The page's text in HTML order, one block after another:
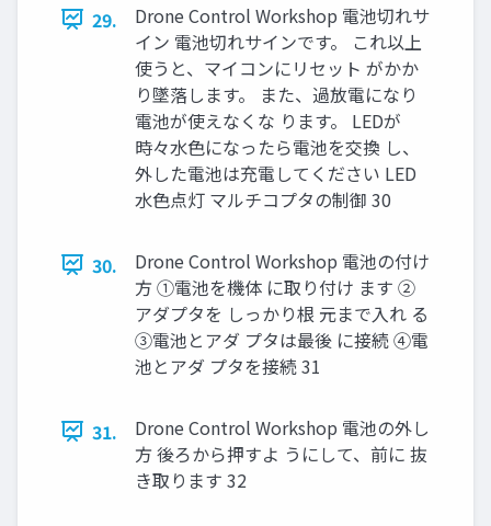
29.
Drone Control Workshop 電池切れサ
イン 電池切れサインです。 これ以上
使うと、マイコンにリセット がかか
り墜落します。 また、過放電になり
電池が使えなくな ります。 LEDが
時々⽔⾊になったら電池を交換 し、
外した電池は充電してください LED
⽔⾊点灯 マルチコプタの制御 30
30.
Drone Control Workshop 電池の付け
⽅ ①電池を機体 に取り付け ます ②
アダプタを しっかり根 元まで⼊れ る
③電池とアダ プタは最後 に接続 ④電
池とアダ プタを接続 31
31.
Drone Control Workshop 電池の外し
⽅ 後ろから押すよ うにして、前に 抜
き取ります 32